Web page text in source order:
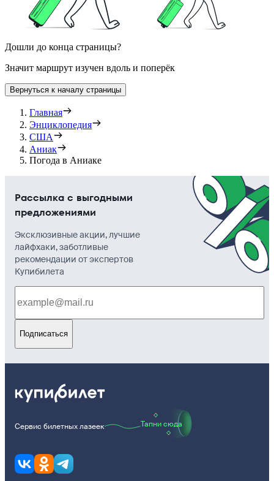
Дошли до конца страницы?
Значит маршрут изучен вдоль и поперёк
Вернуться к началу страницы
Главная
Энциклопедия
США
Аниак
Погода в Аниаке
Рассылка с выгодными
предложениями
Эксклюзивные акции, лучшие
лайфхаки, заботливые
рекомендации от экспертов
Купибилета
Подписаться
Сервис билетных лазеек Тапни сюда